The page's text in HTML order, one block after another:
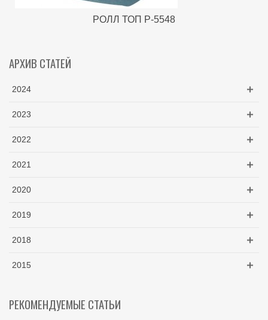
РОЛЛ ТОП P-5548
АРХИВ СТАТЕЙ
2024
2023
2022
2021
2020
2019
2018
2015
РЕКОМЕНДУЕМЫЕ СТАТЬИ